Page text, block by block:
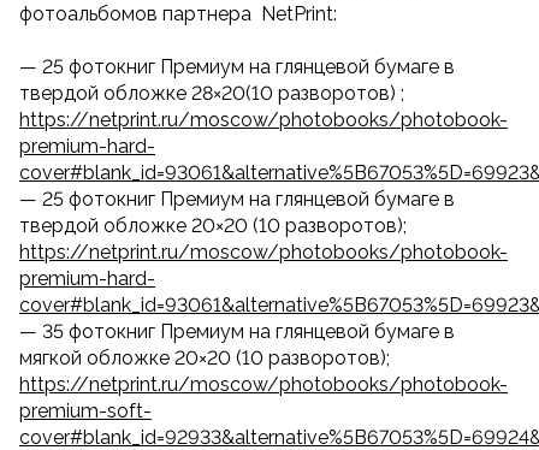
фотоальбомов партнера NetPrint:
— 25 фотокниг Премиум на глянцевой бумаге в
твердой обложке 28×20(10 разворотов) ;
https://netprint.ru/moscow/photobooks/photobook-
premium-hard-
— 25 фотокниг Премиум на глянцевой бумаге в
твердой обложке 20×20 (10 разворотов);
https://netprint.ru/moscow/photobooks/photobook-
premium-hard-
— 35 фотокниг Премиум на глянцевой бумаге в
мягкой обложке 20×20 (10 разворотов);
https://netprint.ru/moscow/photobooks/photobook-
premium-soft-